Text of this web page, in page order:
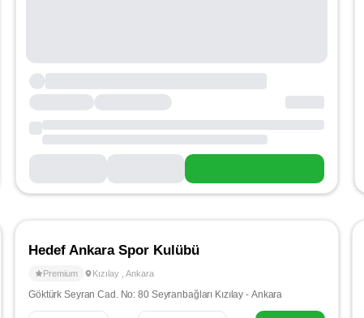
Hedef Ankara Spor Kulübü
Premium Kızılay Ankara
Göktürk Seyran Cad. No: 80 Seyranbağları Kızılay - Ankara